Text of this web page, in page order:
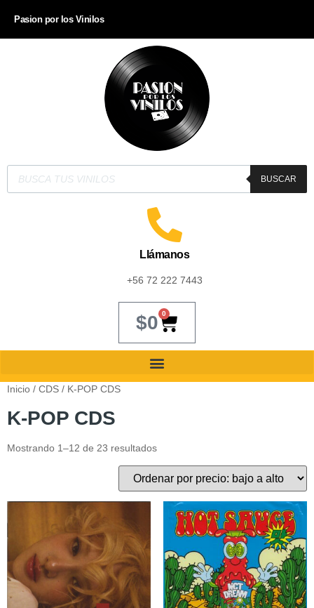
Pasion por los Vinilos
BUSCAR
Llámanos
+56 72 222 7443
$0 0
Inicio / CDS / K-POP CDS
K-POP CDS
Mostrando 1–12 de 23 resultados